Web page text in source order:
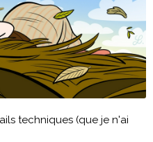
techniques (que je n'ai